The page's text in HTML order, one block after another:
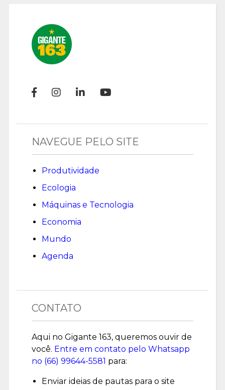
NAVEGUE PELO SITE
Produtividade
Ecologia
Máquinas e Tecnologia
Economia
Mundo
Agenda
CONTATO
Aqui no Gigante 163, queremos ouvir de
você. Entre em contato pelo Whatsapp
no (66) 99644-5581 para:
Enviar ideias de pautas para o site